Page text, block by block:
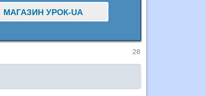
МАГАЗИН УРОК-UA
28